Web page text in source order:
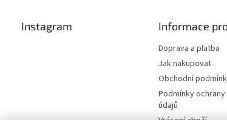
Instagram Informace
Doprava a platba
Jak nakupovat
Obchodní
Podmínky
údajů